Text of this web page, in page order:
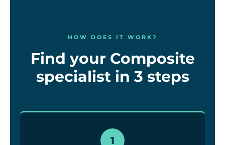
HOW DOES IT WORK?
Find your Composite
specialist in 3 steps
1